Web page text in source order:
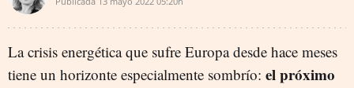
La crisis energética que sufre Europa desde hace meses
tiene un horizonte especialmente sombrío: el próximo